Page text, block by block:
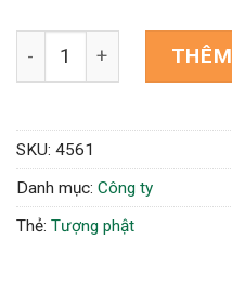
Theme WordPress
SKU: 4561
Danh mục: Công ty
Thẻ: Tượng phật